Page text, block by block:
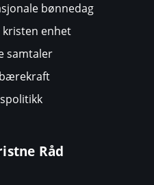
bønnedag
enhet
samtaler
Råd